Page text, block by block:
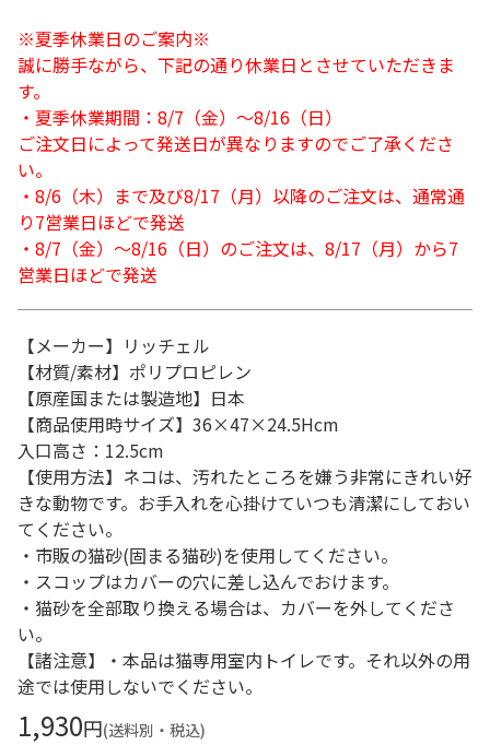
※夏季休業日のご案内※
誠に勝手ながら、下記の通り休業日とさせていただきま
す。
・夏季休業期間：8/7（金）～8/16（日）
ご注文日によって発送日が異なりますのでご了承くださ
い。
・8/6（木）まで及び8/17（月）以降のご注文は、通常通
り7営業日ほどで発送
・8/7（金）～8/16（日）のご注文は、8/17（月）から7
営業日ほどで発送
【メーカー】リッチェル
【材質/素材】ポリプロピレン
【原産国または製造地】日本
【商品使用時サイズ】36×47×24.5Hcm
入口高さ：12.5cm
【使用方法】ネコは、汚れたところを嫌う非常にきれい好
きな動物です。お手入れを心掛けていつも清潔にしておい
てください。
・市販の猫砂(固まる猫砂)を使用してください。
・スコップはカバーの穴に差し込んでおけます。
・猫砂を全部取り換える場合は、カバーを外してくださ
い。
【諸注意】・本品は猫専用室内トイレです。それ以外の用
途では使用しないでください。
1,930円(送料別・税込)